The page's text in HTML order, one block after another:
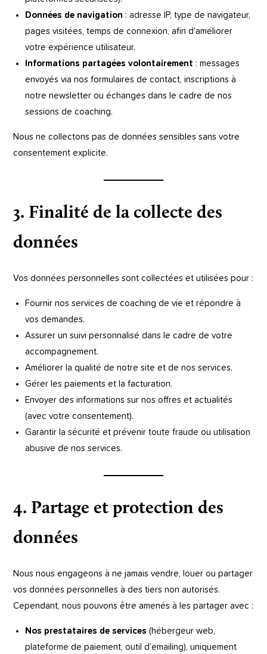
Données de navigation : adresse IP, type de navigateur,
pages visitées, temps de connexion, afin d’améliorer
votre expérience utilisateur.
Informations partagées volontairement : messages
envoyés via nos formulaires de contact, inscriptions à
notre newsletter ou échanges dans le cadre de nos
sessions de coaching.
Nous ne collectons pas de données sensibles sans votre
consentement explicite.
3. Finalité de la collecte des
données
Vos données personnelles sont collectées et utilisées pour :
Fournir nos services de coaching de vie et répondre à
vos demandes.
Assurer un suivi personnalisé dans le cadre de votre
accompagnement.
Améliorer la qualité de notre site et de nos services.
Gérer les paiements et la facturation.
Envoyer des informations sur nos offres et actualités
(avec votre consentement).
Garantir la sécurité et prévenir toute fraude ou utilisation
abusive de nos services.
4. Partage et protection des
données
Nous nous engageons à ne jamais vendre, louer ou partager
vos données personnelles à des tiers non autorisés.
Cependant, nous pouvons être amenés à les partager avec :
Nos prestataires de services (hébergeur web,
plateforme de paiement, outil d’emailing), uniquement